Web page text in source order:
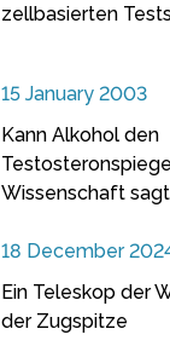
zellbasierten
15 January 2003
Kann Alkohol den
Wissenschaft
18 December
Ein Teleskop der
der Zugspitze